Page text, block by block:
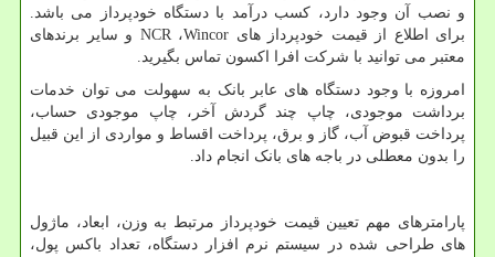
و نصب آن وجود دارد، کسب درآمد با دستگاه خودپرداز می باشد.
برای اطلاع از قیمت خودپرداز های Wincor،NCR و سایر برندهای
معتبر می توانید با شرکت افرا اکسون تماس بگیرید.
امروزه با وجود دستگاه های عابر بانک به سهولت می توان خدمات
برداشت موجودی، چاپ چند گردش آخر، چاپ موجودی حساب،
پرداخت قبوض آب، گاز و برق، پرداخت اقساط و مواردی از این قبیل
را بدون معطلی در باجه های بانک انجام داد.
پارامترهای مهم تعیین قیمت خودپرداز مرتبط به وزن، ابعاد، ماژول
های طراحی شده در سیستم نرم افزار دستگاه، تعداد باکس پول،